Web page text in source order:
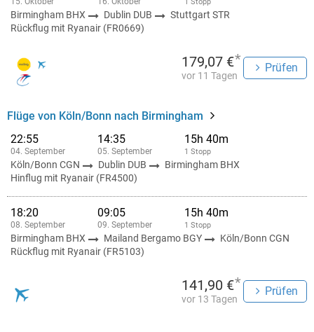
Birmingham BHX Dublin DUB
Stuttgart STR
Rückflug mit Ryanair (FR0669)
179,07 €*
vor 11 Tagen
Prüfen
Flüge von Köln/Bonn nach Birmingham
22:55
04. September
14:35
05. September
15h 40m
1 Stopp
Köln/Bonn CGN Dublin DUB
Birmingham BHX
Hinflug mit Ryanair (FR4500)
18:20
08. September
09:05
09. September
15h 40m
1 Stopp
Birmingham BHX Mailand Bergamo BGY
Köln/Bonn CGN
Rückflug mit Ryanair (FR5103)
141,90 €*
vor 13 Tagen
Prüfen